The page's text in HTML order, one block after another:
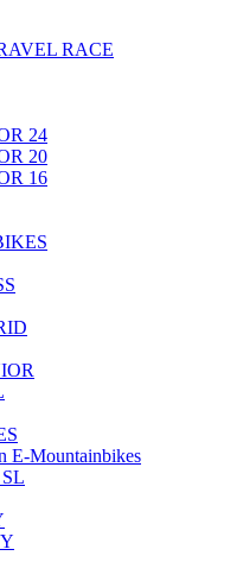
RACE
24
20
16
E-Mountainbikes